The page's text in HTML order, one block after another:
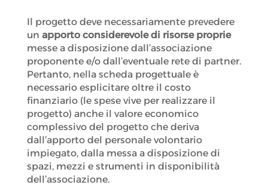
Il progetto deve necessariamente prevedere
un apporto considerevole di risorse proprie
messe a disposizione dall’associazione
proponente e/o dall’eventuale rete di partner.
Pertanto, nella scheda progettuale è
necessario esplicitare oltre il costo
finanziario (le spese vive per realizzare il
progetto) anche il valore economico
complessivo del progetto che deriva
dall’apporto del personale volontario
impiegato, dalla messa a disposizione di
spazi, mezzi e strumenti in disponibilità
dell’associazione.